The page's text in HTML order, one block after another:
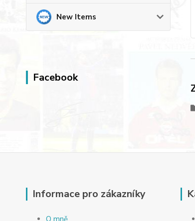
New Items
Facebook
Informace pro zákazníky